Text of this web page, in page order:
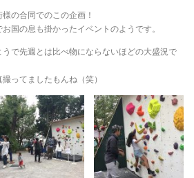
の合同でのこの企画！
国の息も掛かったイベントのようです。
で先週とは比べ物にならないほどの大盛況で
ってましたもんね（笑）